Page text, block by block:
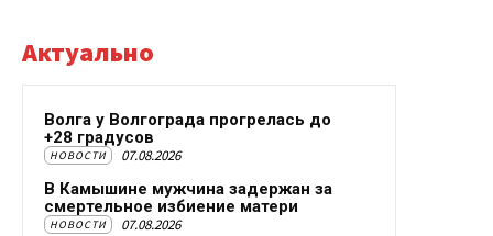
Актуально
Волга у Волгограда прогрелась до
+28 градусов
НОВОСТИ 07.08.2026
В Камышине мужчина задержан за
смертельное избиение матери
НОВОСТИ 07.08.2026